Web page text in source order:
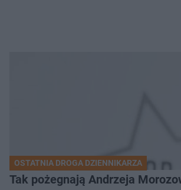
OSTATNIA DROGA DZIENNIKARZA
Tak pożegnają Andrzeja